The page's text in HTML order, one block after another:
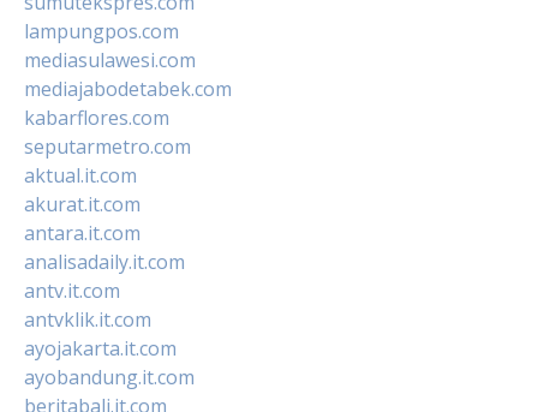
lampungpos.com
mediasulawesi.com
mediajabodetabek.com
kabarflores.com
seputarmetro.com
aktual.it.com
akurat.it.com
antara.it.com
analisadaily.it.com
antv.it.com
antvklik.it.com
ayojakarta.it.com
ayobandung.it.com
beritabali.it.com